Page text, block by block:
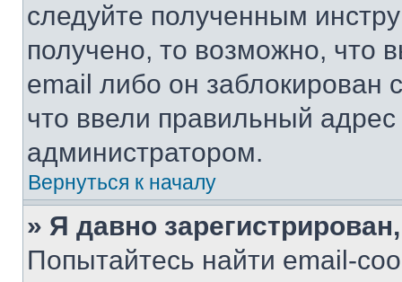
следуйте полученным
получено, то возможно, что
email либо он
что ввели правильный адрес
администратором.
Вернуться к началу
» Я давно
Попытайтесь найти email-